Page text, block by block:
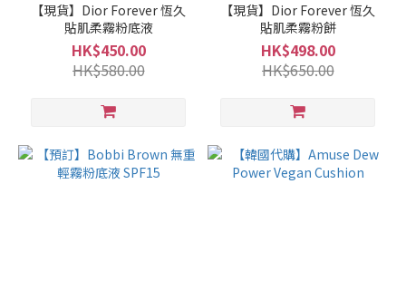
【現貨】Dior Forever 恆久
貼肌柔霧粉底液
HK$450.00
HK$580.00
【現貨】Dior Forever 恆久
貼肌柔霧粉餅
HK$498.00
HK$650.00